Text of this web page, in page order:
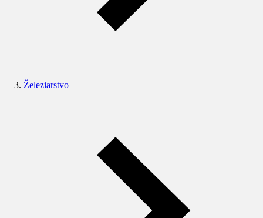
Železiarstvo